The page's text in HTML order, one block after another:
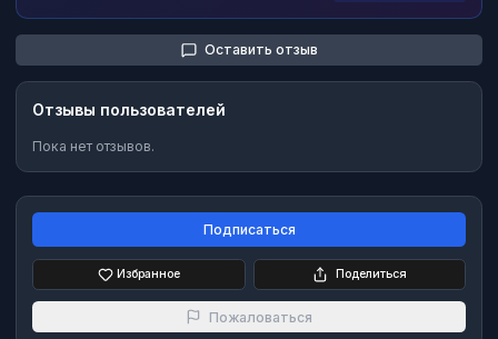
Оставить отзыв
Отзывы пользователей
Пока нет отзывов.
Подписаться
Избранное Поделиться
Пожаловаться